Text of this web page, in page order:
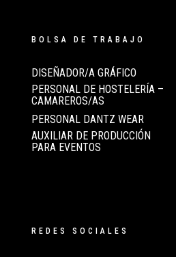
BOLSA DE TRABAJO
DISEÑADOR/A GRÁFICO
PERSONAL DE HOSTELERÍA –
CAMAREROS/AS
PERSONAL DANTZ WEAR
AUXILIAR DE PRODUCCIÓN
PARA EVENTOS
REDES SOCIALES